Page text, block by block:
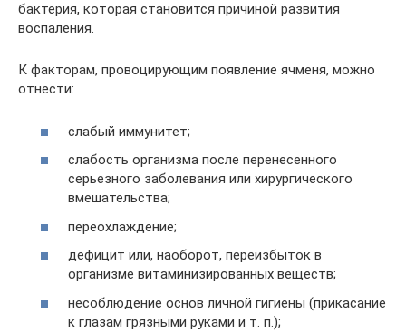
бактерия, которая становится причиной развития
воспаления.
К факторам, провоцирующим появление ячменя, можно
отнести:
слабый иммунитет;
слабость организма после перенесенного
серьезного заболевания или хирургического
вмешательства;
переохлаждение;
дефицит или, наоборот, переизбыток в
организме витаминизированных веществ;
несоблюдение основ личной гигиены (прикасание
к глазам грязными руками и т. п.);